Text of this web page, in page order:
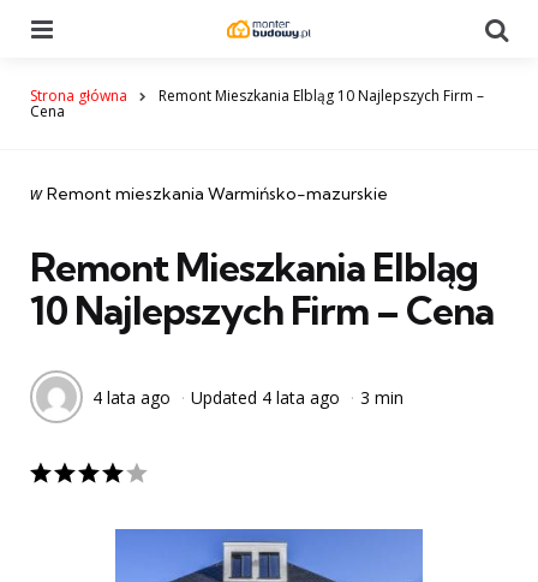
Strona główna Remont Mieszkania Elbląg 10 Najlepszych Firm –
Cena
Categories
post
w Remont mieszkania Warmińsko-mazurskie
Remont Mieszkania Elbląg
10 Najlepszych Firm – Cena
4 lata ago Updated 4 lata ago 3 min